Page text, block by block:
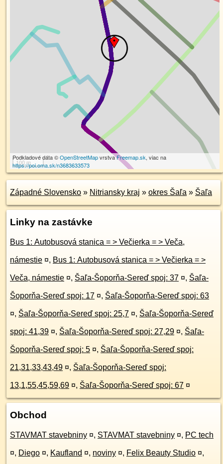
100 m
Podkladové dáta ©OpenStreetMapvrstvaFreemap.sk, viac na
https://poi.oma.sk/n3683633573
Západné Slovensko » Nitriansky kraj » okres Šaľa » Šaľa
Linky na zastávke
Bus 1: Autobusová stanica = > Večierka = > Veča,
námestie ¤, Bus 1: Autobusová stanica = > Večierka = >
Veča, námestie ¤, Šaľa-Šoporňa-Sereď spoj: 37 ¤, Šaľa-
Šoporňa-Sereď spoj: 17 ¤, Šaľa-Šoporňa-Sereď spoj: 63
¤, Šaľa-Šoporňa-Sereď spoj: 25,7 ¤, Šaľa-Šoporňa-Sereď
spoj: 41,39 ¤, Šaľa-Šoporňa-Sereď spoj: 27,29 ¤, Šaľa-
Šoporňa-Sereď spoj: 5 ¤, Šaľa-Šoporňa-Sereď spoj:
21,31,33,43,49 ¤, Šaľa-Šoporňa-Sereď spoj:
13,1,55,45,59,69 ¤, Šaľa-Šoporňa-Sereď spoj: 67 ¤
Obchod
STAVMAT stavebniny ¤, STAVMAT stavebniny ¤, PC tech
¤, Diego ¤, Kaufland ¤, noviny ¤, Felix Beauty Studio ¤,